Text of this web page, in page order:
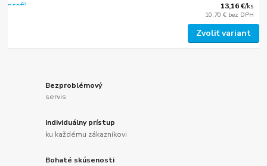
13,16 €/ks
10,70 € bez DPH
Zvoliť variant
Bezproblémový
servis
Individuálny prístup
ku každému zákazníkovi
Bohaté skúsenosti